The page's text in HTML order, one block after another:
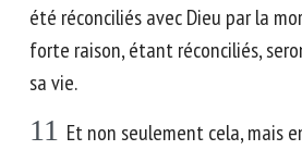
été réconciliés avec Dieu par la
forte raison, étant réconciliés,
sa vie.
11 Et non seulement cela, mais